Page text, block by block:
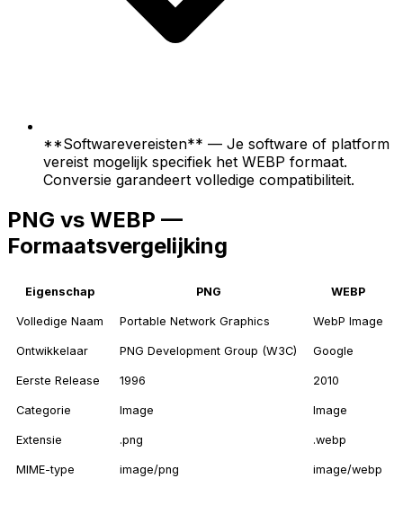
**Softwarevereisten** — Je software of platform
vereist mogelijk specifiek het WEBP formaat.
Conversie garandeert volledige compatibiliteit.
PNG vs WEBP —
Formaatsvergelijking
Eigenschap PNG WEBP
Volledige Naam Portable Network Graphics WebP Image
Ontwikkelaar PNG Development Group (W3C) Google
Eerste Release 1996 2010
Categorie Image Image
Extensie .png .webp
MIME-type image/png image/webp